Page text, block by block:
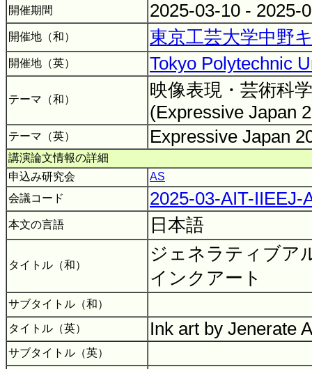
開催期間 2025-03-10 - 2025-
開催地（和） 東京工芸大学中野
開催地（英） Tokyo Polytechnic
テーマ（和）
映像表現・芸術科
(Expressive Japan
テーマ（英） Expressive Japan
講演論文情報の詳細
申込み研究会
AS
会議コード
2025-03-AIT-IIEEJ-
本文の言語 日本語
タイトル（和）
ジェネラティブア
インクアート
サブタイトル（和）
タイトル（英） Ink art by Jenerate
サブタイトル（英）